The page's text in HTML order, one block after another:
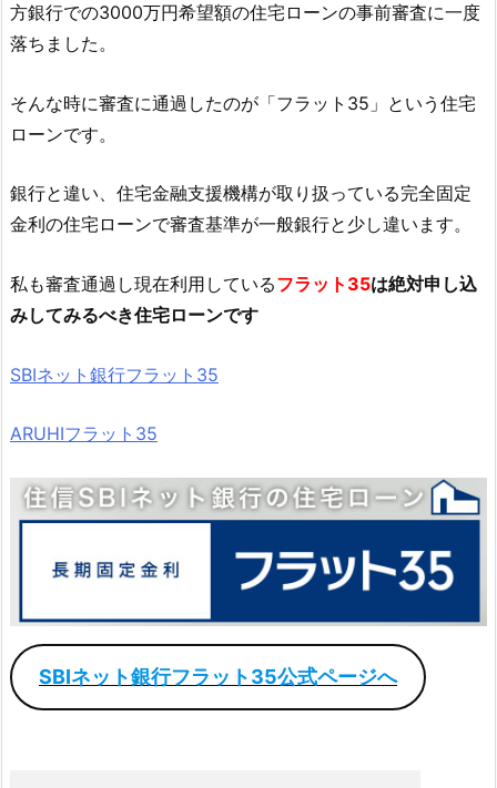
方銀行での3000万円希望額の住宅ローンの事前審査に一度
落ちました。
そんな時に審査に通過したのが「フラット35」という住宅
ローンです。
銀行と違い、住宅金融支援機構が取り扱っている完全固定
金利の住宅ローンで審査基準が一般銀行と少し違います。
私も審査通過し現在利用しているフラット35は絶対申し込
みしてみるべき住宅ローンです
SBIネット銀行フラット35
ARUHIフラット35
SBIネット銀行フラット35公式ページへ